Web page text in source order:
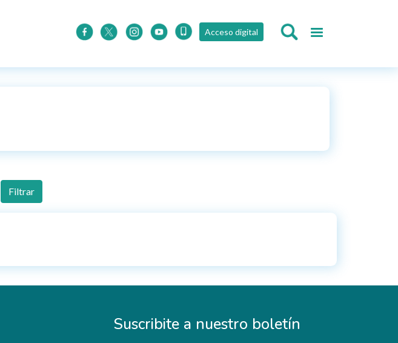
Acceso digital
Filtrar
Suscribite a nuestro boletín